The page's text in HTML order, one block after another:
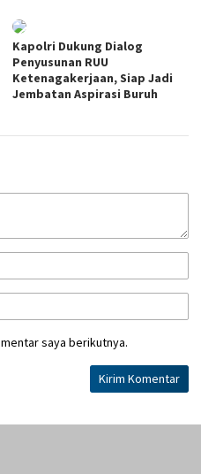
Kapolri Dukung Dialog
Penyusunan RUU
Ketenagakerjaan, Siap Jadi
Jembatan Aspirasi Buruh
saya berikutnya.